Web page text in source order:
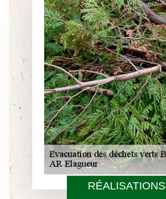
RÉALISATIONS